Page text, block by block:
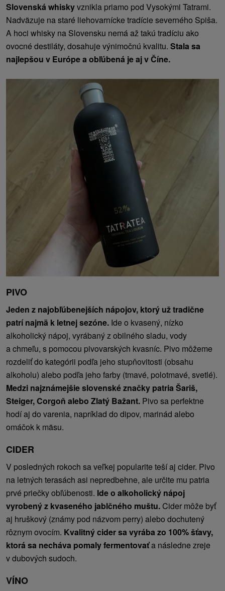
Slovenská whiskyvznikla priamo pod Vysokými Tatrami.
Nadväzuje na staré liehovarnícke tradície severného Spiša.
A hoci whisky na Slovensku nemá až takú tradíciu ako
ovocné destiláty, dosahuje výnimočnú kvalitu. Stala sa
najlepšou v Európe a obľúbená je aj v Číne.
PIVO
Jeden z najobľúbenejších nápojov, ktorý už tradične
patrí najmä k letnej sezóne. Ide o kvasený, nízko
alkoholický nápoj, vyrábaný z obilného sladu, vody
a chmeľu, s pomocou pivovarských kvasníc. Pivo môžeme
rozdeliť do kategórii podľa jeho stupňovitosti (obsahu
alkoholu) alebo podľa jeho farby (tmavé, polotmavé, svetlé).
Medzi najznámejšie slovenské značky patria Šariš,
Steiger, Corgoň alebo Zlatý Bažant. Pivo sa perfektne
hodí aj do varenia, napríklad do dipov, marinád alebo
omáčok k mäsu.
CIDER
V posledných rokoch sa veľkej popularite teší aj cider. Pivo
na letných terasách asi nepredbehne, ale určite mu patria
prvé priečky obľúbenosti. Ide o alkoholický nápoj
vyrobený z kvaseného jablčného muštu. Cider môže byť
aj hruškový (známy pod názvom perry) alebo dochutený
rôznym ovocím. Kvalitný cider sa vyrába zo 100% šťavy,
ktorá sa necháva pomaly fermentovaťa následne zreje
v dubových sudoch.
VÍNO